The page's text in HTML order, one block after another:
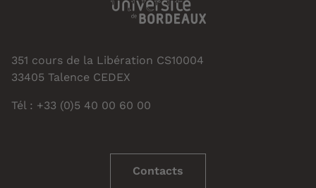
351 cours de la Libération CS10004
33405 Talence CEDEX
Tél : +33 (0)5 40 00 60 00
Contacts